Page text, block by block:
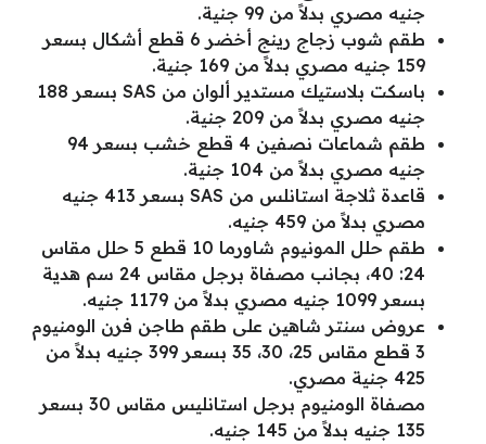
جنيه مصري بدلاً من 99 جنية.
طقم شوب زجاج رينج أخضر 6 قطع أشكال بسعر
159 جنيه مصري بدلاً من 169 جنية.
باسكت بلاستيك مستدير ألوان من SAS بسعر 188
جنيه مصري بدلاً من 209 جنية.
طقم شماعات نصفين 4 قطع خشب بسعر 94
جنيه مصري بدلاً من 104 جنية.
قاعدة ثلاجة استانلس من SAS بسعر 413 جنيه
مصري بدلاً من 459 جنيه.
طقم حلل المونيوم شاورما 10 قطع 5 حلل مقاس
24: 40، بجانب مصفاة برجل مقاس 24 سم هدية
بسعر 1099 جنيه مصري بدلاً من 1179 جنيه.
عروض سنتر شاهين على طقم طاجن فرن الومنيوم
3 قطع مقاس 25، 30، 35 بسعر 399 جنيه بدلاً من
425 جنية مصري.
مصفاة الومنيوم برجل استانليس مقاس 30 بسعر
135 جنيه بدلاً من 145 جنيه.